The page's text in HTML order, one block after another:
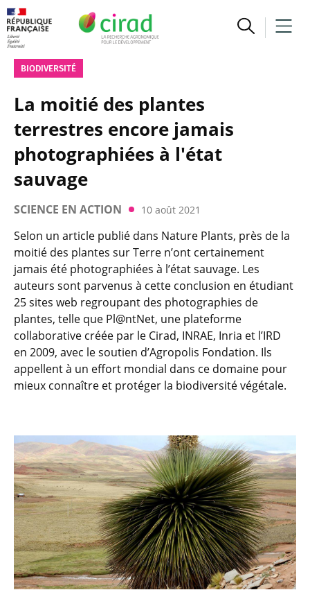
BIODIVERSITÉ
La moitié des plantes
terrestres encore jamais
photographiées à l'état
sauvage
SCIENCE EN ACTION 10 août 2021
Selon un article publié dans Nature Plants, près de la
moitié des plantes sur Terre n’ont certainement
jamais été photographiées à l’état sauvage. Les
auteurs sont parvenus à cette conclusion en étudiant
25 sites web regroupant des photographies de
plantes, telle que Pl@ntNet, une plateforme
collaborative créée par le Cirad, INRAE, Inria et l’IRD
en 2009, avec le soutien d’Agropolis Fondation. Ils
appellent à un effort mondial dans ce domaine pour
mieux connaître et protéger la biodiversité végétale.